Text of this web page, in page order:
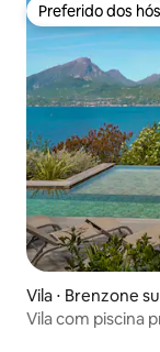
Preferido dos
Preferido dos
Vila ⋅ Brenzone
Vila com piscina